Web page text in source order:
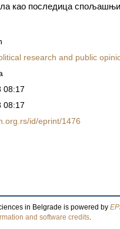
као последица
research and public
08:17
08:17
id/eprint/1476
in Belgrade is powered by
and software credits